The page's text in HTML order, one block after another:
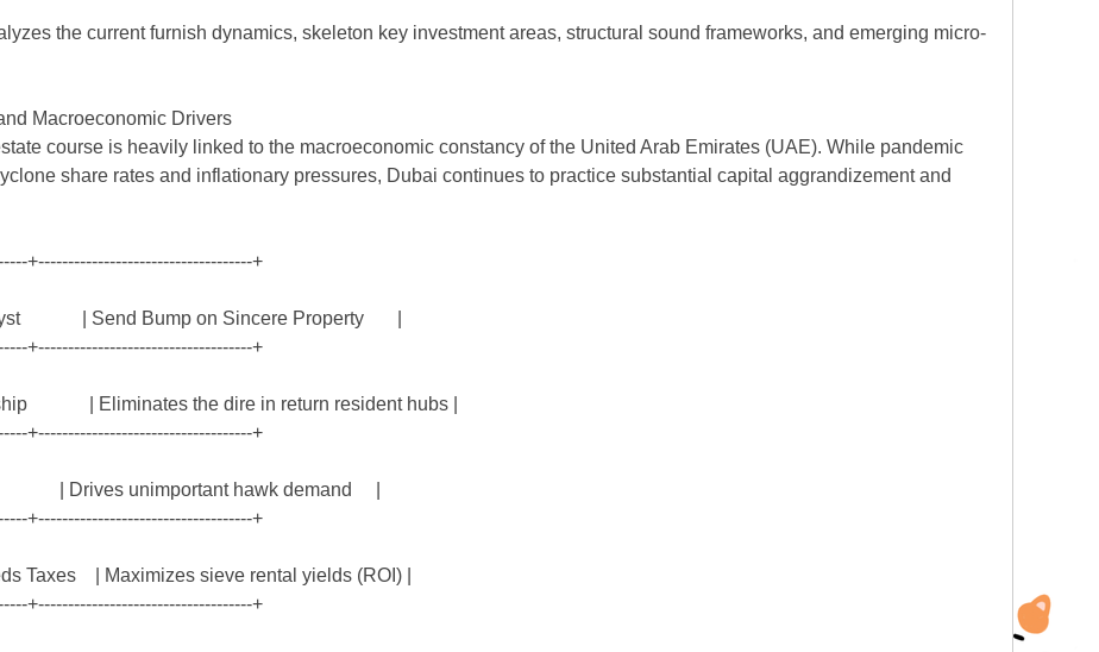
the current furnish dynamics, skeleton key investment areas, structural sound frameworks, and emerging micro-
Macroeconomic Drivers
course is heavily linked to the macroeconomic constancy of the United Arab Emirates (UAE). While pandemic
share rates and inflationary pressures, Dubai continues to practice substantial capital aggrandizement and
+------------------------------------+
| Send Bump on Sincere Property |
+------------------------------------+
| Eliminates the dire in return resident hubs |
+------------------------------------+
| Drives unimportant hawk demand |
+------------------------------------+
Taxes | Maximizes sieve rental yields (ROI) |
+------------------------------------+